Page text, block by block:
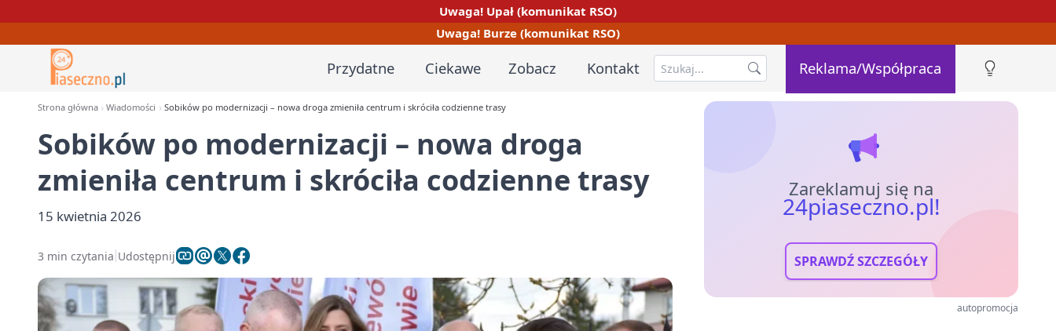
Uwaga! Upał (komunikat RSO)
Uwaga! Burze (komunikat RSO)
Przydatne Ciekawe Zobacz Kontakt Reklama/Współpraca
Strona główna Wiadomości Sobików po modernizacji – nowa droga zmieniła centrum i skróciła codzienne trasy
Sobików po modernizacji – nowa droga
zmieniła centrum i skróciła codzienne trasy
15 kwietnia 2026
3 min czytania Udostępnij
Zareklamuj się na
24piaseczno.pl!
SPRAWDŹ SZCZEGÓŁY
autopromocja